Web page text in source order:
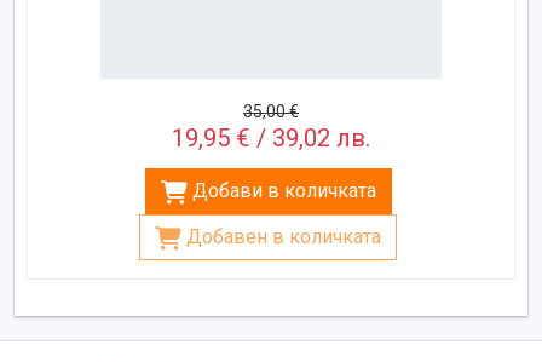
35,00 €
19,95 € / 39,02 лв.
Добави в количката
Добавен в количката